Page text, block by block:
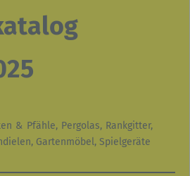
& Pfähle, Pergolas, Rankgitter,
Gartenmöbel, Spielgeräte